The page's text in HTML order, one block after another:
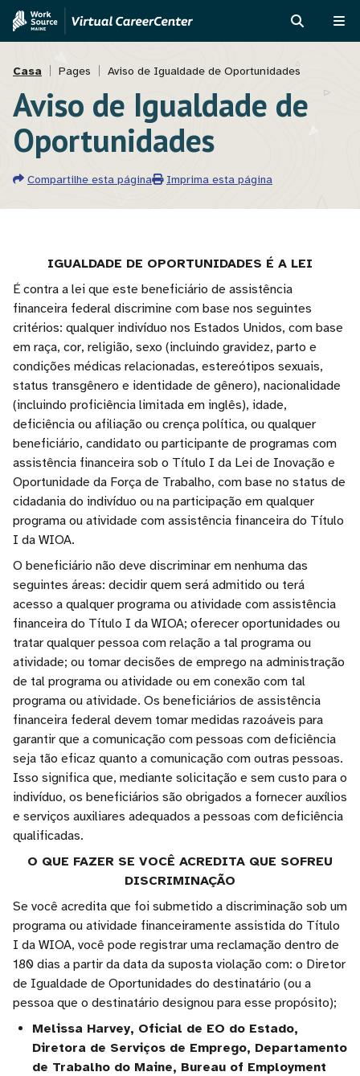
Passar
para
conteúdo
Skip
Assistant
Navegação
estrutural
Casa Pages Aviso de Igualdade de Oportunidades
Aviso de Igualdade de
Oportunidades
Compartilhe esta página Imprima esta página
IGUALDADE DE OPORTUNIDADES É A LEI
É contra a lei que este beneficiário de assistência
financeira federal discrimine com base nos seguintes
critérios: qualquer indivíduo nos Estados Unidos, com base
em raça, cor, religião, sexo (incluindo gravidez, parto e
condições médicas relacionadas, estereótipos sexuais,
status transgênero e identidade de gênero), nacionalidade
(incluindo proficiência limitada em inglês), idade,
deficiência ou afiliação ou crença política, ou qualquer
beneficiário, candidato ou participante de programas com
assistência financeira sob o Título I da Lei de Inovação e
Oportunidade da Força de Trabalho, com base no status de
cidadania do indivíduo ou na participação em qualquer
programa ou atividade com assistência financeira do Título
I da WIOA.
O beneficiário não deve discriminar em nenhuma das
seguintes áreas: decidir quem será admitido ou terá
acesso a qualquer programa ou atividade com assistência
financeira do Título I da WIOA; oferecer oportunidades ou
tratar qualquer pessoa com relação a tal programa ou
atividade; ou tomar decisões de emprego na administração
de tal programa ou atividade ou em conexão com tal
programa ou atividade. Os beneficiários de assistência
financeira federal devem tomar medidas razoáveis para
garantir que a comunicação com pessoas com deficiência
seja tão eficaz quanto a comunicação com outras pessoas.
Isso significa que, mediante solicitação e sem custo para o
indivíduo, os beneficiários são obrigados a fornecer auxílios
e serviços auxiliares adequados a pessoas com deficiência
qualificadas.
O QUE FAZER SE VOCÊ ACREDITA QUE SOFREU
DISCRIMINAÇÃO
Se você acredita que foi submetido a discriminação sob um
programa ou atividade financeiramente assistida do Título
I da WIOA, você pode registrar uma reclamação dentro de
180 dias a partir da data da suposta violação com: o Diretor
de Igualdade de Oportunidades do destinatário (ou a
pessoa que o destinatário designou para esse propósito);
Melissa Harvey, Oficial de EO do Estado,
Diretora de Serviços de Emprego, Departamento
de Trabalho do Maine, Bureau of Employment